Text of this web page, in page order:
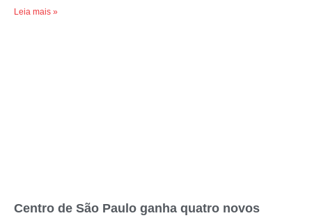
Leia mais »
Centro de São Paulo ganha quatro novos